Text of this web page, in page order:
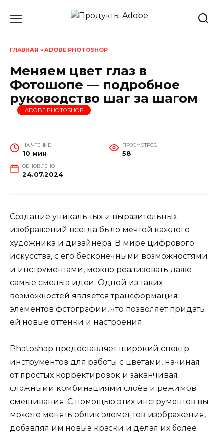
ГЛАВНАЯ » ADOBE PHOTOSHOP
Меняем цвет глаз в
Фотошопе — подробное
руководство шаг за шагом
ADOBE PHOTOSHOP
НА ЧТЕНИЕ
10 мин
ПРОСМОТРОВ
58
ОБНОВЛЕНО
24.07.2024
Создание уникальных и выразительных
изображений всегда было мечтой каждого
художника и дизайнера. В мире цифрового
искусства, с его бесконечными возможностями
и инструментами, можно реализовать даже
самые смелые идеи. Одной из таких
возможностей является трансформация
элементов фотографии, что позволяет придать
ей новые оттенки и настроения.
Photoshop предоставляет широкий спектр
инструментов для работы с цветами, начиная
от простых корректировок и заканчивая
сложными комбинациями слоёв и режимов
смешивания. С помощью этих инструментов вы
можете менять облик элементов изображения,
добавляя им новые краски и делая их более